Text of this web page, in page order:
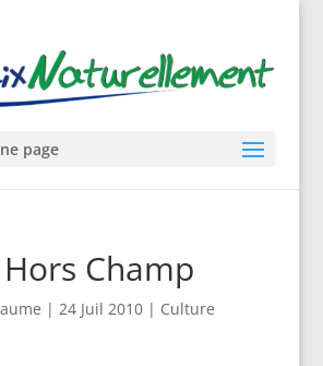
page
Champ
| 24 Juil 2010| Culture